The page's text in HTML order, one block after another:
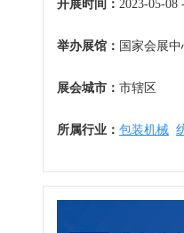
开展时间： 2023-05-08
举办展馆： 国家会展中
展会城市： 市辖区
所属行业： 包装机械